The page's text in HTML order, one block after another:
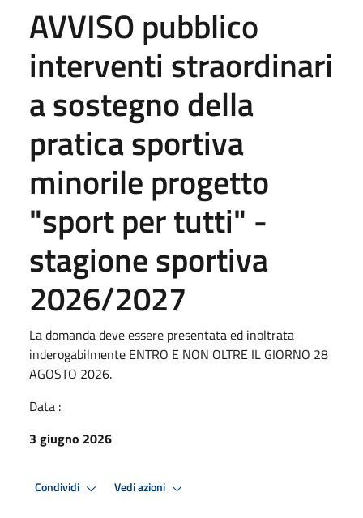
AVVISO pubblico
interventi straordinari
a sostegno della
pratica sportiva
minorile progetto
"sport per tutti" -
stagione sportiva
2026/2027
La domanda deve essere presentata ed inoltrata
inderogabilmente ENTRO E NON OLTRE IL GIORNO 28
AGOSTO 2026.
Data :
3 giugno 2026
Condividi Vedi azioni